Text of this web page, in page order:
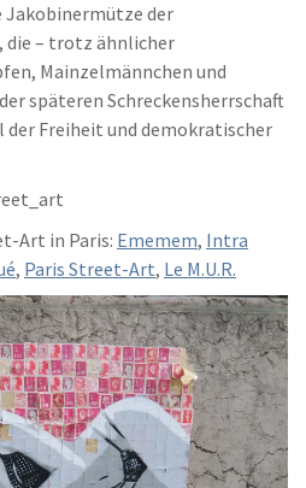
Jakobinermütze der
die – trotz ähnlicher
Mainzelmännchen und
späteren Schreckensherrschaft
der Freiheit und demokratischer
Art in Paris: Ememem, Intra
, Paris Street-Art, Le M.U.R.